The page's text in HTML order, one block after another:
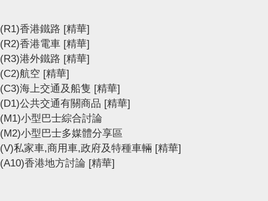
(R1)香港鐵路 [精華]
(R2)香港電車 [精華]
(R3)港外鐵路 [精華]
(C2)航空 [精華]
(C3)海上交通及船隻 [精華]
(D1)公共交通有關商品 [精華]
(M1)小型巴士綜合討論
(M2)小型巴士多媒體分享區
(V)私家車,商用車,政府及特種車輛 [精華]
(A10)香港地方討論 [精華]